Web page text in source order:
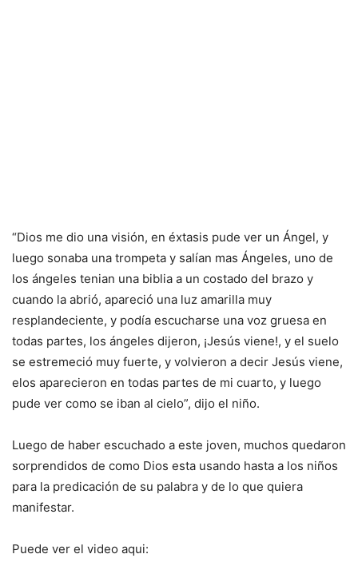
“Dios me dio una visión, en éxtasis pude ver un Ángel, y
luego sonaba una trompeta y salían mas Ángeles, uno de
los ángeles tenian una biblia a un costado del brazo y
cuando la abrió, apareció una luz amarilla muy
resplandeciente, y podía escucharse una voz gruesa en
todas partes, los ángeles dijeron, ¡Jesús viene!, y el suelo
se estremeció muy fuerte, y volvieron a decir Jesús viene,
elos aparecieron en todas partes de mi cuarto, y luego
pude ver como se iban al cielo”, dijo el niño.
Luego de haber escuchado a este joven, muchos quedaron
sorprendidos de como Dios esta usando hasta a los niños
para la predicación de su palabra y de lo que quiera
manifestar.
Puede ver el video aqui: